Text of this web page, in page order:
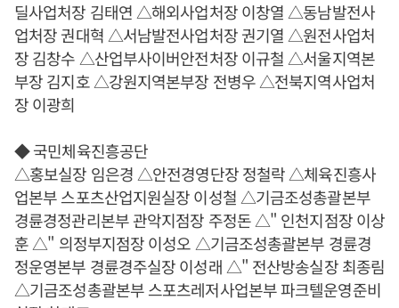
딜사업처장 김태연 △해외사업처장 이창열 △동남발전사
업처장 권대혁 △서남발전사업처장 권기열 △원전사업처
장 김창수 △산업부사이버안전처장 이규철 △서울지역본
부장 김지호 △강원지역본부장 전병우 △전북지역사업처
장 이광희
◆ 국민체육진흥공단
△홍보실장 임은경 △안전경영단장 정철락 △체육진흥사
업본부 스포츠산업지원실장 이성철 △기금조성총괄본부
경륜경정관리본부 관악지점장 주정돈 △" 인천지점장 이상
훈 △" 의정부지점장 이성오 △기금조성총괄본부 경륜경
정운영본부 경륜경주실장 이성래 △" 전산방송실장 최종림
△기금조성총괄본부 스포츠레저사업본부 파크텔운영준비